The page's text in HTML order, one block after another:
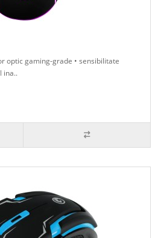
optic gaming-grade • sensibilitate
ina..